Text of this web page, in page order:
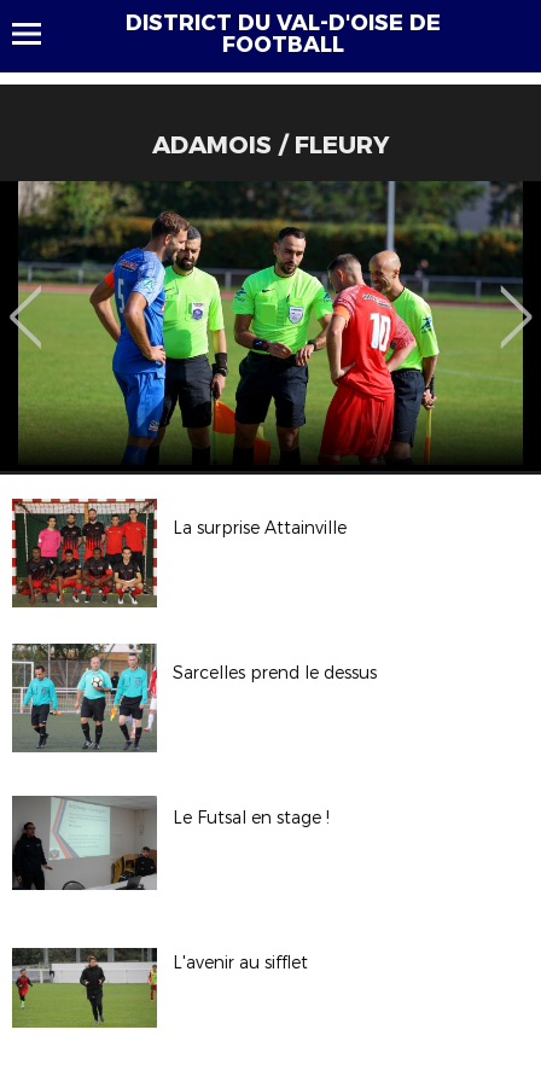
DISTRICT DU VAL-D'OISE DE
FOOTBALL
ADAMOIS / FLEURY
La surprise Attainville
Sarcelles prend le dessus
Le Futsal en stage !
L'avenir au sifflet